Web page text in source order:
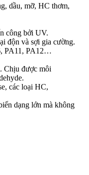
dầu, mỡ, HC thơm,
công bởi UV.
độn và sợi gia cường.
PA11, PA12…
Chịu được môi
các loại HC,
dạng lớn mà không